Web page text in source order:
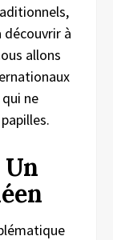
à
allons
ne